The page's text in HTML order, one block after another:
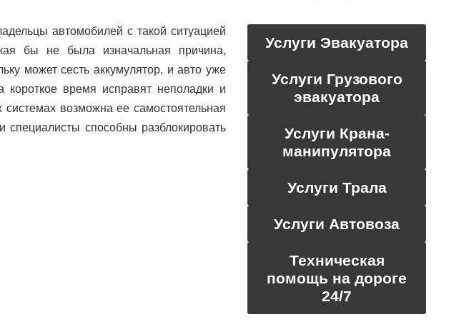
автомобилей с такой ситуацией
бы не была изначальная причина,
может сесть аккумулятор, и авто уже
время исправят неполадки и
возможна ее самостоятельная
специалисты способны разблокировать
Услуги Эвакуатора
Услуги Грузового
эвакуатора
Услуги Крана-
манипулятора
Услуги Трала
Услуги Автовоза
Техническая
помощь на дороге
24/7